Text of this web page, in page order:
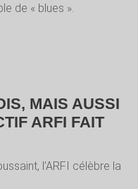
de « blues ».
MAIS AUSSI
ARFI FAIT
l’ARFI célèbre la